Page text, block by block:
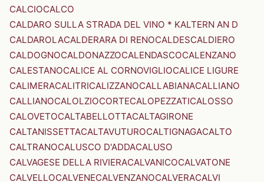
CALCIOCALCO
CALDARO SULLA STRADA DEL VINO * KALTERN AN D
CALDAROLACALDERARA DI RENOCALDESCALDIERO
CALDOGNOCALDONAZZOCALENDASCOCALENZANO
CALESTANOCALICE AL CORNOVIGLIOCALICE LIGURE
CALIMERACALITRICALIZZANOCALLABIANACALLIANO
CALLIANOCALOLZIOCORTECALOPEZZATICALOSSO
CALOVETOCALTABELLOTTACALTAGIRONE
CALTANISSETTACALTAVUTUROCALTIGNAGACALTO
CALTRANOCALUSCO D'ADDACALUSO
CALVAGESE DELLA RIVIERACALVANICOCALVATONE
CALVELLOCALVENECALVENZANOCALVERACALVI